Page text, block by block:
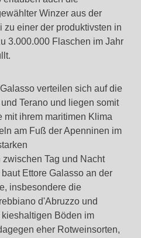
Winzer aus der
einer der produktivsten in
3.000.000 Flaschen im Jahr
verteilen sich auf die
Terano und liegen somit
mit ihrem maritimen Klima
am Fuß der Apenninen im
Tag und Nacht
Ettore Galasso an der
insbesondere die
d'Abruzzo und
Böden im
eher Rotweinsorten,